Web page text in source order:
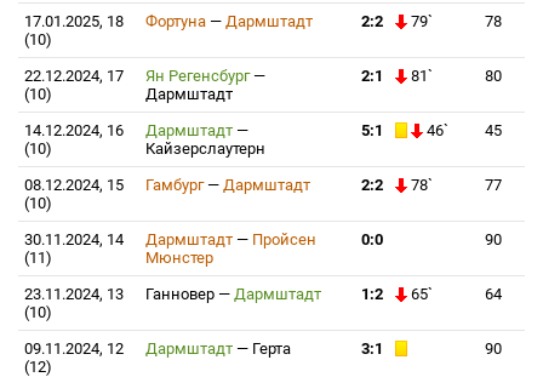
17.01.2025, 18
(10)
Фортуна — Дармштадт 2:2 79` 78
22.12.2024, 17
(10)
Ян Регенсбург —
Дармштадт
2:1 81` 80
14.12.2024, 16
(10)
Дармштадт —
Кайзерслаутерн
5:1 46` 45
08.12.2024, 15
(10)
Гамбург — Дармштадт 2:2 78` 77
30.11.2024, 14
(11)
Дармштадт — Пройсен
Мюнстер
0:0 90
23.11.2024, 13
(10)
Ганновер — Дармштадт 1:2 65` 64
09.11.2024, 12
(12)
Дармштадт — Герта 3:1 90